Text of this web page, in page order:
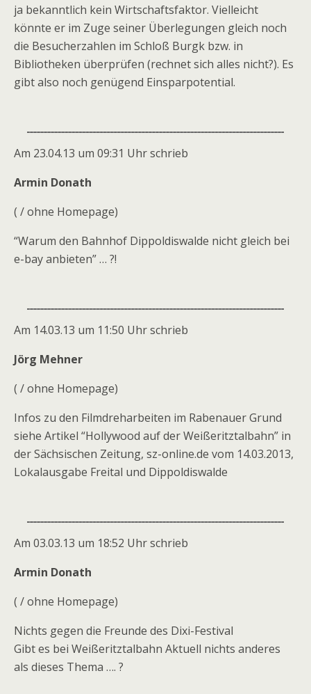
ja bekanntlich kein Wirtschaftsfaktor. Vielleicht
könnte er im Zuge seiner Überlegungen gleich noch
die Besucherzahlen im Schloß Burgk bzw. in
Bibliotheken überprüfen (rechnet sich alles nicht?). Es
gibt also noch genügend Einsparpotential.
Am 23.04.13 um 09:31 Uhr schrieb
Armin Donath
( / ohne Homepage)
“Warum den Bahnhof Dippoldiswalde nicht gleich bei
e-bay anbieten” … ?!
Am 14.03.13 um 11:50 Uhr schrieb
Jörg Mehner
( / ohne Homepage)
Infos zu den Filmdreharbeiten im Rabenauer Grund
siehe Artikel “Hollywood auf der Weißeritztalbahn” in
der Sächsischen Zeitung, sz-online.de vom 14.03.2013,
Lokalausgabe Freital und Dippoldiswalde
Am 03.03.13 um 18:52 Uhr schrieb
Armin Donath
( / ohne Homepage)
Nichts gegen die Freunde des Dixi-Festival
Gibt es bei Weißeritztalbahn Aktuell nichts anderes
als dieses Thema …. ?